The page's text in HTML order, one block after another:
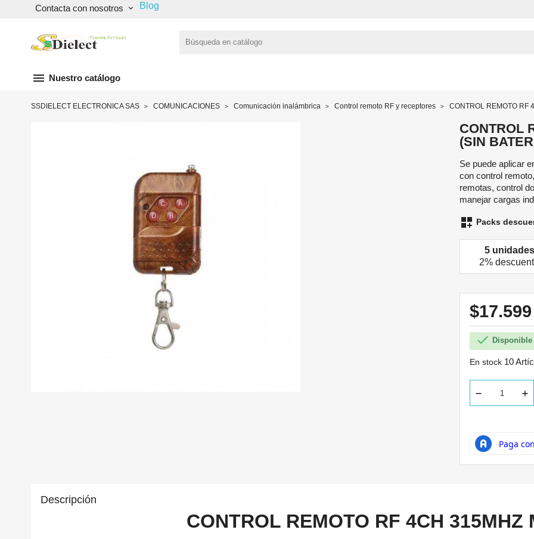
Contacta con nosotros keyboard_arrow_down Blog
menu Nuestro catálogo
SSDIELECT ELECTRONICA SAS COMUNICACIONES Comunicación inalámbrica Control remoto RF y receptores CONTROL REMOTO RF
CONTROL
(SIN
Se puede aplicar
con control
remotas, control
manejar cargas
dashboard_customize Packs
5 unidades
2%

En stock 10
Descripción
CONTROL REMOTO RF 4CH 315MHZ